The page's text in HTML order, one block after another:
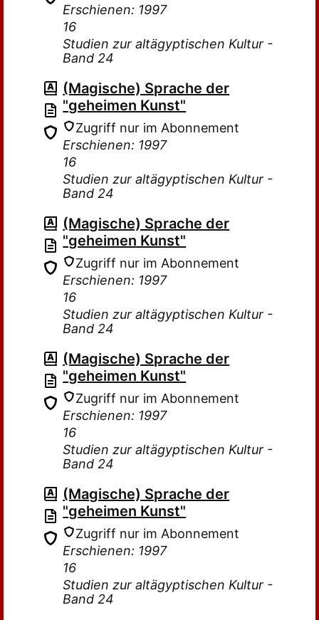
Erschienen: 1997
16
Studien zur altägyptischen Kultur -
Band 24
(Magische) Sprache der
"geheimen Kunst"
Zugriff nur im Abonnement
Erschienen: 1997
16
Studien zur altägyptischen Kultur -
Band 24
(Magische) Sprache der
"geheimen Kunst"
Zugriff nur im Abonnement
Erschienen: 1997
16
Studien zur altägyptischen Kultur -
Band 24
(Magische) Sprache der
"geheimen Kunst"
Zugriff nur im Abonnement
Erschienen: 1997
16
Studien zur altägyptischen Kultur -
Band 24
(Magische) Sprache der
"geheimen Kunst"
Zugriff nur im Abonnement
Erschienen: 1997
16
Studien zur altägyptischen Kultur -
Band 24